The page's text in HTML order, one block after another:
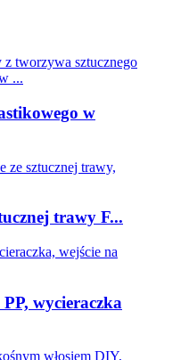
w
trawy F...
wycieraczka